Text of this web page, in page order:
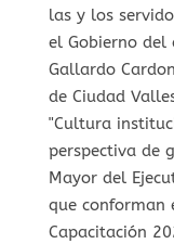
las y los
el Gobierno del
Gallardo
de Ciudad
"Cultura
perspectiva de
Mayor del
que conforman
Capacitación